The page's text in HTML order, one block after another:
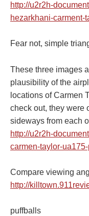
http://u2r2h-
hezarkhani-carment-
Fear not, simple
These three images
plausibility of the
locations of Carmen
check out, they were
sideways from each
http://u2r2h-
carmen-taylor-
Compare viewing
http://
puffballs